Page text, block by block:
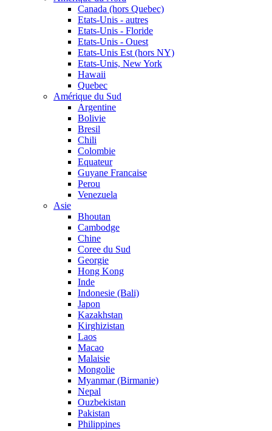
Canada (hors Quebec)
Etats-Unis - autres
Etats-Unis - Floride
Etats-Unis - Ouest
Etats-Unis Est (hors NY)
Etats-Unis, New York
Hawaii
Quebec
Amérique du Sud
Argentine
Bolivie
Bresil
Chili
Colombie
Equateur
Guyane Francaise
Perou
Venezuela
Asie
Bhoutan
Cambodge
Chine
Coree du Sud
Georgie
Hong Kong
Inde
Indonesie (Bali)
Japon
Kazakhstan
Kirghizistan
Laos
Macao
Malaisie
Mongolie
Myanmar (Birmanie)
Nepal
Ouzbekistan
Pakistan
Philippines